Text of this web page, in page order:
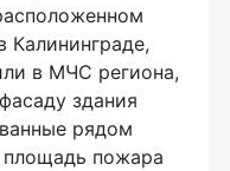
Калининграде,
в МЧС региона,
здания
рядом
площадь пожара